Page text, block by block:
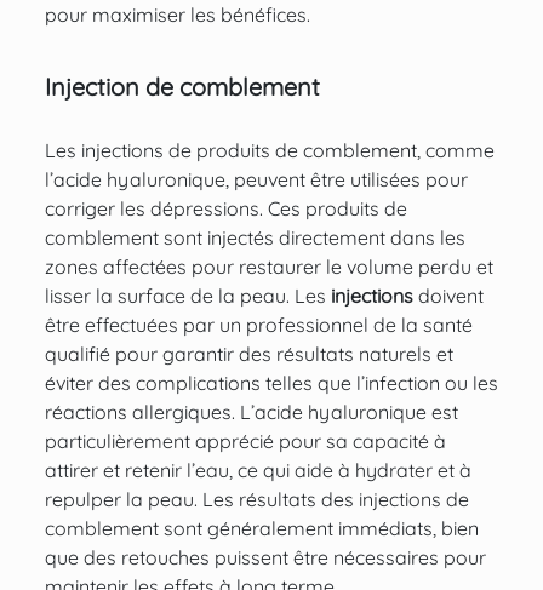
pour maximiser les bénéfices.
Injection de comblement
Les injections de produits de comblement, comme
l’acide hyaluronique , peuvent être utilisées pour
corriger les dépressions. Ces produits de
comblement sont injectés directement dans les
zones affectées pour restaurer le volume perdu et
lisser la surface de la peau. Les injectionsdoivent
être effectuées par un professionnel de la santé
qualifié pour garantir des résultats naturels et
éviter des complications telles que l’infection ou les
réactions allergiques. L’acide hyaluronique est
particulièrement apprécié pour sa capacité à
attirer et retenir l’eau, ce qui aide à hydrater et à
repulper la peau. Les résultats des injections de
comblement sont généralement immédiats, bien
que des retouches puissent être nécessaires pour